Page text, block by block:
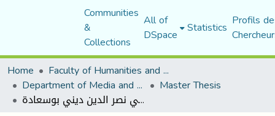
Communities
&
Collections
All of
DSpace Statistics Profils
Home
Faculty of Humanities and Social Sciences
Department of Media and Communication Studies Master Thesis
دور وسائط الاتصال الحديثة صفحة فيسبوك في تحسين الصورة الذهنية للمؤسسات الثقافية دراسة حالة المتحف العمومي الوطني نصر الدين ديني بوسعادة